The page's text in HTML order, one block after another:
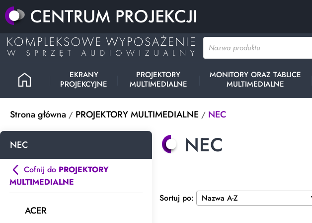
home
EKRANY
PROJEKCYJNE
PROJEKTORY
MULTIMEDIALNE
MONITORY ORAZ TABLICE
MULTIMEDIALNE
Strona główna PROJEKTORY MULTIMEDIALNE NEC
NEC
Sortuj po:
NEC
Cofnij do PROJEKTORY
MULTIMEDIALNE
ACER